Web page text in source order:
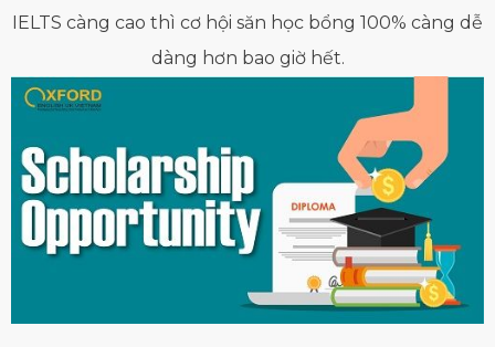
IELTS càng cao thì cơ hội săn học bổng 100% càng dễ
dàng hơn bao giờ hết.